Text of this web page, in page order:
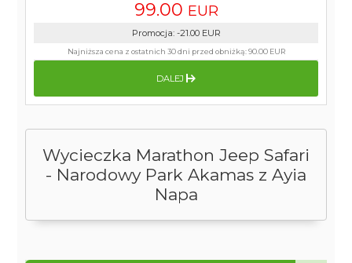
Wycieczka Marathon Jeep Safari
- Narodowy Park Akamas z Ayia
Napa
99.00 EUR
Promocja: -21.00 EUR
Najniższa cena z ostatnich 30 dni przed obniżką:90.00 EUR
DALEJ